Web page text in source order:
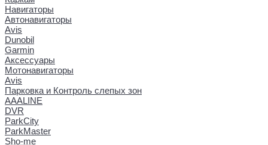
Навигаторы
Автонавигаторы
Avis
Dunobil
Garmin
Аксессуары
Мотонавигаторы
Avis
Парковка и Контроль слепых зон
AAALINE
DVR
ParkCity
ParkMaster
Sho-me